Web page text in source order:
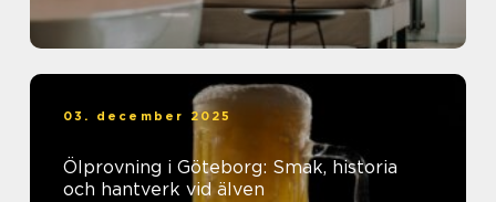
03. december 2025
Ölprovning i Göteborg: Smak, historia
och hantverk vid älven